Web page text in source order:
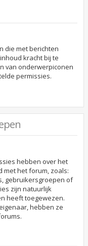
die met berichten
kracht bij te
van onderwerpiconen
permissies.
hebben over het
met het forum, zoals:
gebruikersgroepen of
zijn natuurlijk
heeft toegewezen.
hebben ze